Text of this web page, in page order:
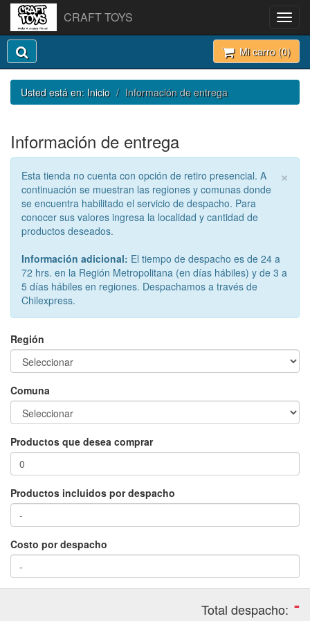
CRAFT TOYS
Mi carro (0)
Usted está en: Inicio Información de entrega
Información de entrega
×
Esta tienda no cuenta con opción de retiro presencial. A
continuación se muestran las regiones y comunas donde
se encuentra habilitado el servicio de despacho. Para
conocer sus valores ingresa la localidad y cantidad de
productos deseados.
Información adicional: El tiempo de despacho es de 24 a
72 hrs. en la Región Metropolitana (en días hábiles) y de 3 a
5 días hábiles en regiones. Despachamos a través de
Chilexpress.
Región
Comuna
Productos que desea comprar
Productos incluidos por despacho
Costo por despacho
-
Total despacho: